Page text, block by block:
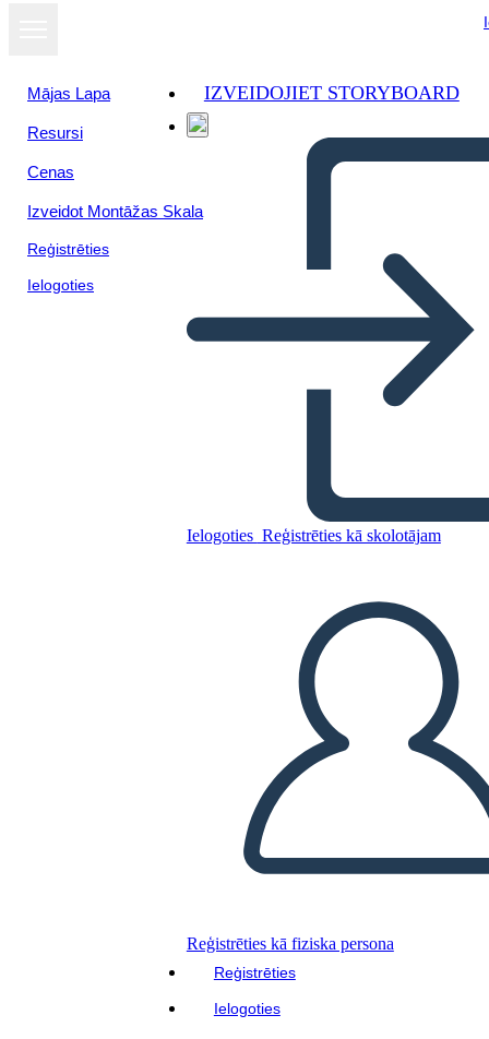
Mājas Lapa
Resursi
Cenas
Izveidot Montāžas Skala
Reģistrēties
Ielogoties
IZVEIDOJIET STORYBOARD
Ielogoties Reģistrēties kā skolotājam
Reģistrēties kā fiziska persona
Reģistrēties
Ielogoties
Kopējiet šo stāstu tabulu
IZVEIDOT STĀSTU SHĒMU
ATSKAŅOT SLAIDRĀDI
IZLASI MAN